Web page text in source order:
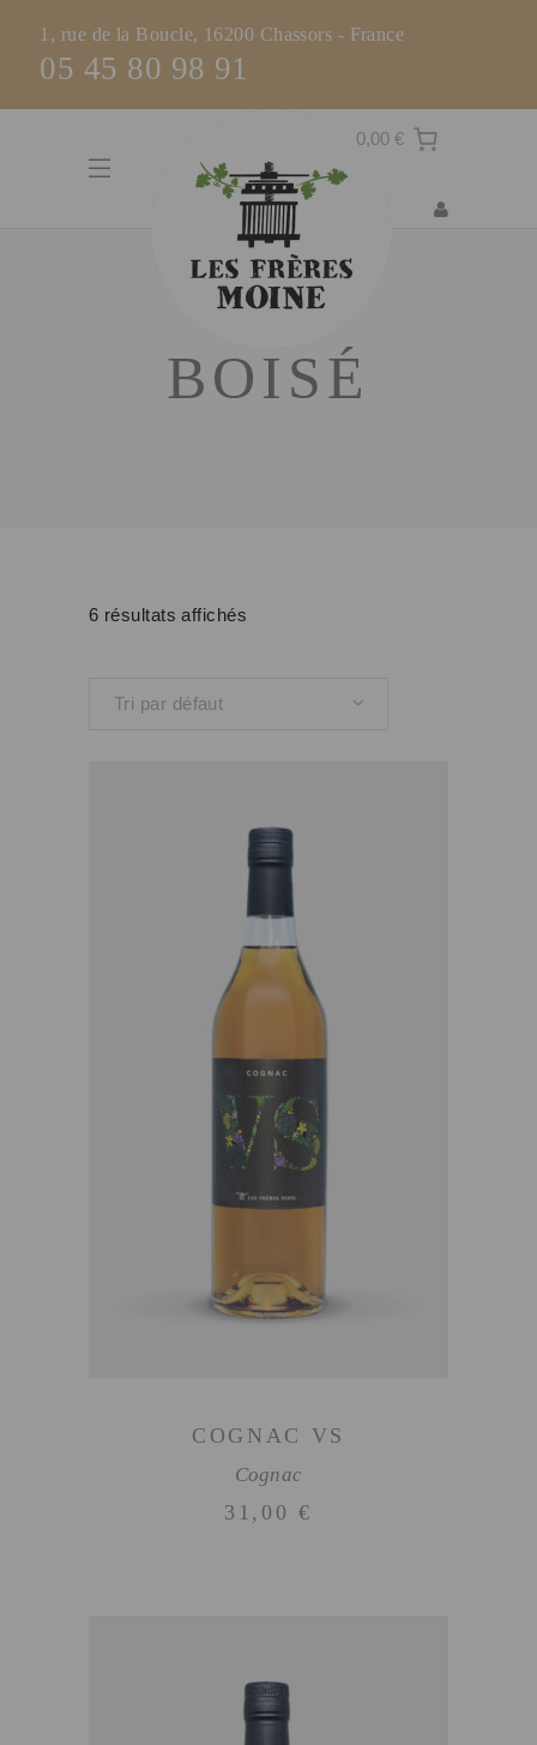
1, rue de la Boucle, 16200 Chassors - France
05 45 80 98 91
0,00 €
BOISÉ
6 résultats affichés
Tri par défaut
COGNAC VS
Cognac
31,00€